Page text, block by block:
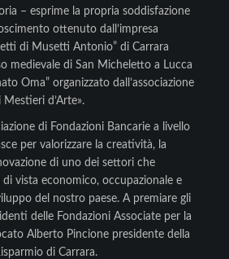
– esprime la propria soddisfazione
ottenuto dall’impresa
di Musetti Antonio” di Carrara
medievale di San Micheletto a Lucca
Oma” organizzato dall’associazione
d’Arte».
di Fondazioni Bancarie a livello
per valorizzare la creatività, la
di uno dei settori che
vista economico, occupazionale e
del nostro paese. A premiare gli
delle Fondazioni Associate per la
Alberto Pincione presidente della
di Carrara.